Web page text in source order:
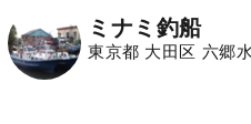
ミナミ釣船
東京都 大田区 六郷